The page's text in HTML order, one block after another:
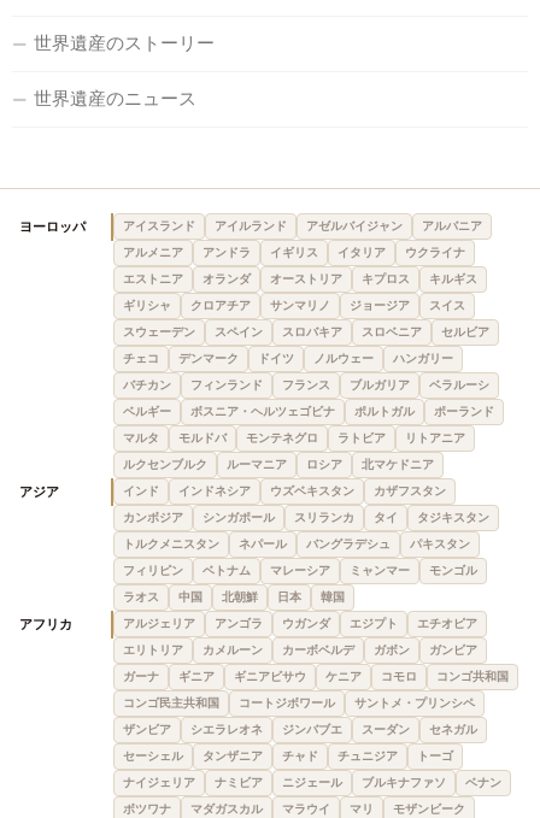
世界遺産のストーリー
世界遺産のニュース
ヨーロッパ アイスランド アイルランド アゼルバイジャン
アルバニア
アルメニア
アンドラ イギリス イタリア
ウクライナ
エストニア
オランダ オーストリア キプロス
キルギス
ギリシャ
クロアチア サンマリノ ジョージア
スイス
スウェーデン
スペイン スロバキア スロベニア
セルビア
チェコ
デンマーク ドイツ ノルウェー
ハンガリー
バチカン
フィンランド フランス ブルガリア
ベラルーシ
ベルギー
ボスニア・ヘルツェゴビナ ポルトガル
ポーランド
マルタ
モルドバ モンテネグロ ラトビア
リトアニア
ルクセンブルク
ルーマニア ロシア 北マケドニア
アジア インド インドネシア ウズベキスタン
カザフスタン
カンボジア
シンガポール スリランカ タイ
タジキスタン
トルクメニスタン
ネパール バングラデシュ
パキスタン
フィリピン
ベトナム マレーシア ミャンマー
モンゴル
ラオス
中国 北朝鮮 日本 韓国
アフリカ アルジェリア アンゴラ ウガンダ エジプト
エチオピア
エリトリア
カメルーン カーボベルデ ガボン
ガンビア
ガーナ
ギニア ギニアビサウ ケニア コモロ
コンゴ共和国
コンゴ民主共和国
コートジボワール
サントメ・プリンシペ
ザンビア
シエラレオネ ジンバブエ スーダン
セネガル
セーシェル
タンザニア チャド チュニジア
トーゴ
ナイジェリア
ナミビア ニジェール ブルキナファソ
ベナン
ボツワナ
マダガスカル マラウイ マリ
モザンビーク